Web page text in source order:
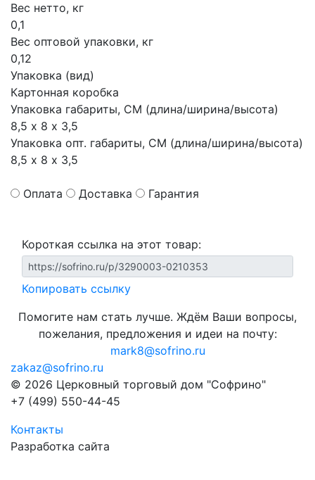
Вес нетто, кг
0,1
Вес оптовой упаковки, кг
0,12
Упаковка (вид)
Картонная коробка
Упаковка габариты, СМ (длина/ширина/высота)
8,5 х 8 х 3,5
Упаковка опт. габариты, СМ (длина/ширина/высота)
8,5 х 8 х 3,5
Оплата Доставка Гарантия
Короткая ссылка на этот товар:
Копировать ссылку
Помогите нам стать лучше. Ждём Ваши вопросы,
пожелания, предложения и идеи на почту:
mark8@sofrino.ru
zakaz@sofrino.ru
© 2026 Церковный торговый дом "Софрино"
+7 (499) 550-44-45
Контакты
Разработка сайта